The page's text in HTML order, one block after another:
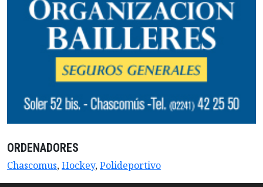
ORDENADORES
Chascomus,Hockey,Polideportivo